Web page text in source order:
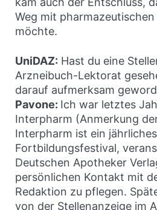
Weg mit
möchte.
UniDAZ: Hast du eine
Arzneibuch-Lektorat
darauf aufmerksam
Pavone: Ich war letztes
Interpharm (Anmerkung
Interpharm ist ein
Fortbildungsfestival,
Deutschen Apotheker
persönlichen Kontakt mit
Redaktion zu pflegen.
von der Stellenanzeige im